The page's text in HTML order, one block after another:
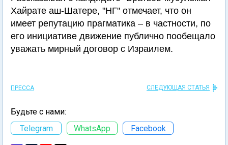
Хайрате аш-Шатере, "НГ" отмечает, что он
имеет репутацию прагматика – в частности, по
его инициативе движение публично пообещало
уважать мирный договор с Израилем.
ПРЕССА СЛЕДУЮЩАЯ СТАТЬЯ
Будьте с нами:
Telegram
WhatsApp Facebook